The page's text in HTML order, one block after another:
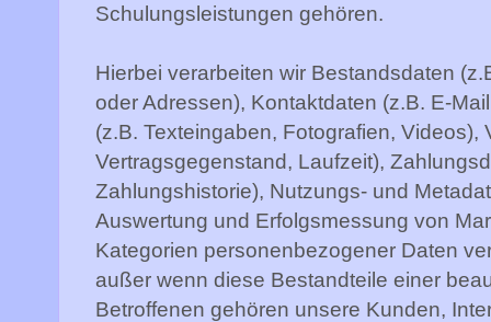
Schulungsleistungen gehören.
Hierbei verarbeiten wir Bestandsdaten
oder Adressen), Kontaktdaten (z.B. E-
(z.B. Texteingaben, Fotografien, Videos),
Vertragsgegenstand, Laufzeit),
Zahlungshistorie), Nutzungs- und
Auswertung und Erfolgsmessung von
Kategorien personenbezogener Daten
außer wenn diese Bestandteile einer
Betroffenen gehören unsere Kunden,